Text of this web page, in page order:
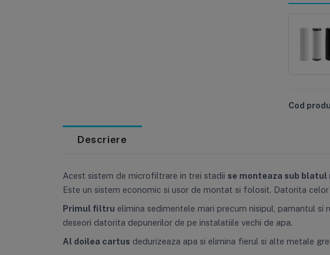
Cod
Descriere
Acest sistem de microfiltrare in trei stadii se monteaza sub
Este un sistem economic si usor de montat si folosit. Datorita
Primul filtru elimina sedimentele mari precum nisipul, pamantul
deseori datorita depunerilor de pe instalatiile vechi de apa.
Al doilea cartus dedurizeaza apa si elimina fierul si alte metale